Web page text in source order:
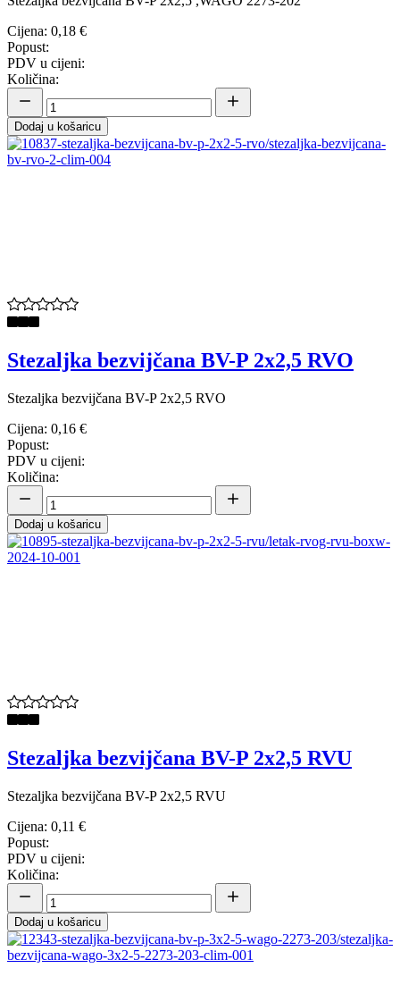
Cijena: 0,18 €
Popust:
PDV u cijeni:
Količina:
Dodaj u košaricu
Stezaljka bezvijčana BV-P 2x2,5 RVO
Stezaljka bezvijčana BV-P 2x2,5 RVO
Cijena: 0,16 €
Popust:
PDV u cijeni:
Količina:
Dodaj u košaricu
Stezaljka bezvijčana BV-P 2x2,5 RVU
Stezaljka bezvijčana BV-P 2x2,5 RVU
Cijena: 0,11 €
Popust:
PDV u cijeni:
Količina:
Dodaj u košaricu